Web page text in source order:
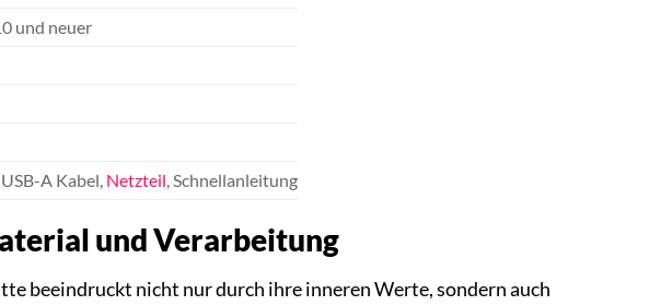
und neuer
A Kabel, Netzteil, Schnellanleitung
und Verarbeitung
beeindruckt nicht nur durch ihre inneren Werte, sondern auch